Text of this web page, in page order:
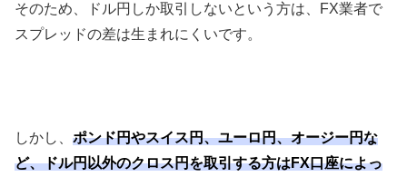
そのため、ドル円しか取引しないという方は、
FX業者で
スプレッドの差は生まれにくいです。
しかし、 ポンド円やスイス円、ユーロ円、オージー円な
ど、ドル円以外のクロス円を取引する方はFX口座によっ